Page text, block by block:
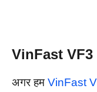
VinFast VF3
अगर हम VinFast